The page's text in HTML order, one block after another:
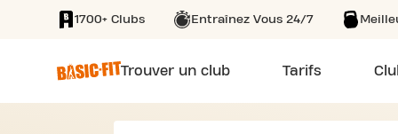
SKIP TO MAIN CONTENT
1700+ Clubs Entraînez Vous 24/7
Trouver un club Tarifs